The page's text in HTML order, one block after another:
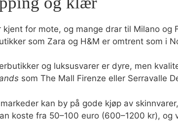
kjent for mote, og mange drar til Milano og
som Zara og H&M er omtrent som i
og luksusvarer er dyre, men
som The Mall Firenze eller Serravalle
kan by på gode kjøp av
koste fra 50–100 euro (600–1200 kr), og